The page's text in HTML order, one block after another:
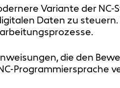
Variante der
Daten zu
die den
Programmiersprache